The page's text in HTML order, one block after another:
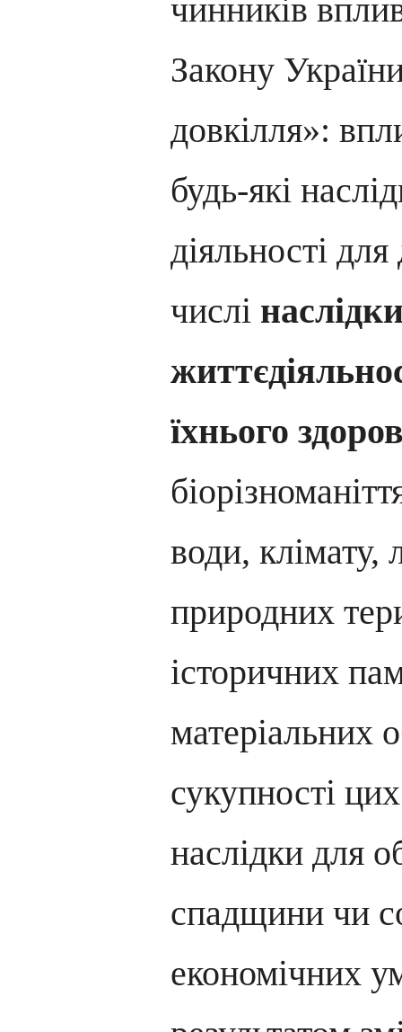
чинників
Закону
довкілля»:
будь-які
діяльності
числі
їхнього
води, клімату,
природних
історичних
матеріальних
сукупності
наслідки для
спадщини чи
економічних